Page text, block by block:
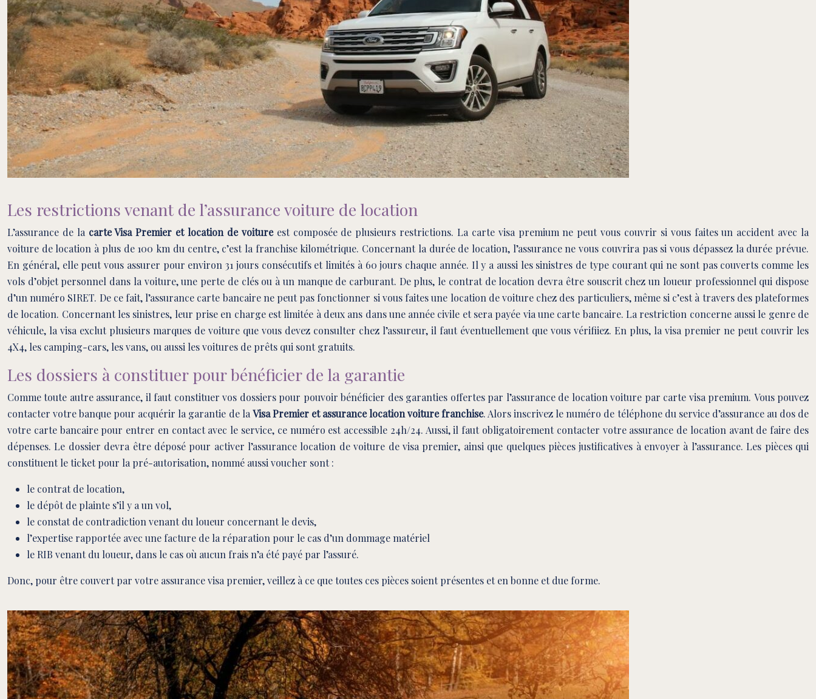
Les restrictions venant de l’assurance voiture de location
L’assurance de la carte Visa Premier et location de voitureest composée de plusieurs restrictions. La carte visa premium ne peut vous couvrir si vous faites un accident avec la
voiture de location à plus de 100 km du centre, c’est la franchise kilométrique. Concernant la durée de location, l’assurance ne vous couvrira pas si vous dépassez la durée prévue.
En général, elle peut vous assurer pour environ 31 jours consécutifs et limités à 60 jours chaque année. Il y a aussi les sinistres de type courant qui ne sont pas couverts comme les
vols d’objet personnel dans la voiture, une perte de clés ou à un manque de carburant. De plus, le contrat de location devra être souscrit chez un loueur professionnel qui dispose
d’un numéro SIRET. De ce fait, l’assurance carte bancaire ne peut pas fonctionner si vous faites une location de voiture chez des particuliers, même si c’est à travers des plateformes
de location. Concernant les sinistres, leur prise en charge est limitée à deux ans dans une année civile et sera payée via une carte bancaire. La restriction concerne aussi le genre de
véhicule, la visa exclut plusieurs marques de voiture que vous devez consulter chez l’assureur, il faut éventuellement que vous vérifiiez. En plus, la visa premier ne peut couvrir les
4X4, les camping-cars, les vans, ou aussi les voitures de prêts qui sont gratuits.
Les dossiers à constituer pour bénéficier de la garantie
Comme toute autre assurance, il faut constituer vos dossiers pour pouvoir bénéficier des garanties offertes par l’assurance de location voiture par carte visa premium. Vous pouvez
contacter votre banque pour acquérir la garantie de la Visa Premier et assurance location voiture franchise. Alors inscrivez le numéro de téléphone du service d’assurance au dos de
votre carte bancaire pour entrer en contact avec le service, ce numéro est accessible 24h/24. Aussi, il faut obligatoirement contacter votre assurance de location avant de faire des
dépenses. Le dossier devra être déposé pour activer l’assurance location de voiture de visa premier, ainsi que quelques pièces justificatives à envoyer à l’assurance. Les pièces qui
constituent le ticket pour la pré-autorisation, nommé aussi voucher sont :
le contrat de location,
le dépôt de plainte s’il y a un vol,
le constat de contradiction venant du loueur concernant le devis,
l’expertise rapportée avec une facture de la réparation pour le cas d’un dommage matériel
le RIB venant du loueur, dans le cas où aucun frais n’a été payé par l’assuré.
Donc, pour être couvert par votre assurance visa premier, veillez à ce que toutes ces pièces soient présentes et en bonne et due forme.